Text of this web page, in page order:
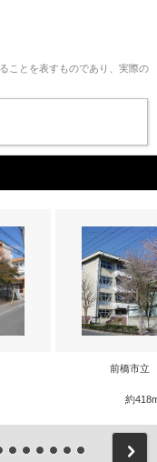
ことを表すものであり、実際の
前橋市立
約